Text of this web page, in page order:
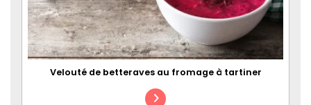
Velouté de betteraves au fromage à tartiner